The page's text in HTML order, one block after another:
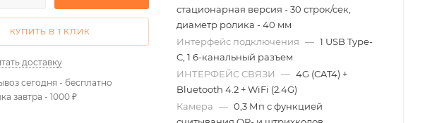
КУПИТЬ В 1 КЛИК
доставку
сегодня - бесплатно
завтра - 1000 ₽
стационарная версия - 30 строк/сек,
диаметр ролика - 40 мм
Интерфейс подключения — 1 USB Type-
C, 1 6-канальный разъем
ИНТЕРФЕЙС СВЯЗИ
— 4G (CAT4) +
Bluetooth 4.2 + WiFi (2.4G)
Камера — 0,3 Мп с функцией